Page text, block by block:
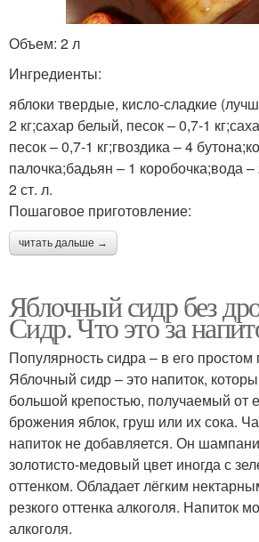
Объем: 2 л
Ингредиенты:
яблоки твердые, кисло-сладкие
2 кг;сахар белый, песок – 0,7-1
песок – 0,7-1 кг;гвоздика – 4
палочка;бадьян – 1 коробочка;вода
2 ст. л.
Пошаговое приготовление:
читать дальше →
Яблочный сидр без
Сидр. Что это за
Популярность сидра – в его простом
Яблочный сидр – это напиток,
большой крепостью, получаемый от
брожения яблок, груш или их сока.
напиток не добавляется. Он
золотисто-медовый цвет иногда с
оттенком. Обладает лёгким
резкого оттенка алкоголя. Напиток
алкоголя.